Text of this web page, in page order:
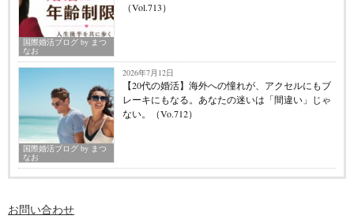
国際婚活ブログ by まつ
なお
（Vol.713）
国際婚活ブログ by まつ
なお
2026年7月12日
【20代の婚活】海外への憧れが、アクセルにもブ
レーキにもなる。あなたの迷いは「間違い」じゃ
ない。（Vo.712）
お問い合わせ